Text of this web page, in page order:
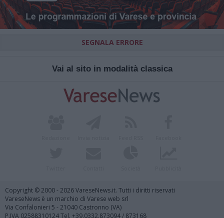
SEGNALA ERRORE
Vai al sito in modalità classica
Copyright © 2000 - 2026 VareseNews.it. Tutti i diritti riservati
VareseNews è un marchio di Varese web srl
Via Confalonieri 5 - 21040 Castronno (VA)
P.IVA 02588310124 Tel. +39.0332.873094 / 873168